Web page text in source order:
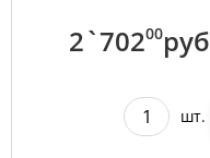
2`70200руб
шт.